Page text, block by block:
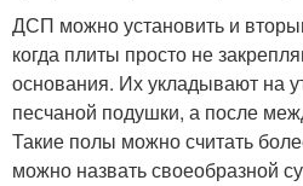
ДСП можно установить и
когда плиты просто не
основания. Их укладывают на
песчаной подушки, а после
Такие полы можно считать
можно назвать своеобразной